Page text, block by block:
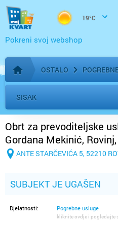
19°C
Pokreni svoj webshop
Početna stranica
OSTALO
SISAK
Obrt za prevoditeljske
Gordana Mekinić,
ANTE STARČEVIĆA 5, 52210
SUBJEKT JE UGAŠEN
Djelatnosti: Pogrebne usluge
kliknite ovdje i pogledajte